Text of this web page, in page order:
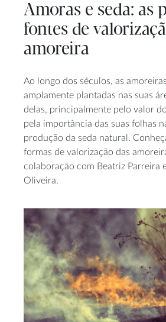
Amoras e seda: as
fontes de
amoreira
Ao longo dos séculos, as
amplamente plantadas nas suas
delas, principalmente pelo valor
pela importância das suas folhas
produção da seda natural.
formas de valorização das
colaboração com Beatriz Parreira
Oliveira.